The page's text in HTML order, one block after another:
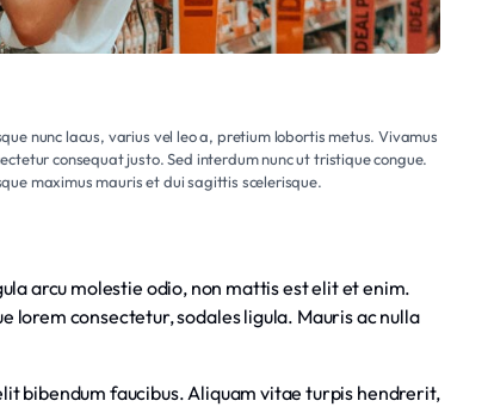
nunc lacus, varius vel leo a, pretium lobortis metus. Vivamus
consequat justo. Sed interdum nunc ut tristique congue.
maximus mauris et dui sagittis scelerisque.
arcu molestie odio, non mattis est elit et enim.
lorem consectetur, sodales ligula. Mauris ac nulla
bibendum faucibus. Aliquam vitae turpis hendrerit,